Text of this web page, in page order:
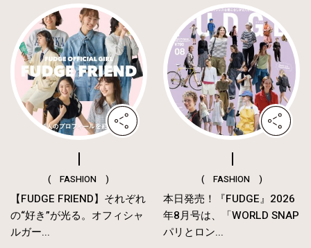
( FASHION )
【FUDGE FRIEND】それぞれ
の“好き”が光る。オフィシャ
ルガー...
( FASHION )
本日発売！『FUDGE』2026
年8月号は、「WORLD SNAP
パリとロン...